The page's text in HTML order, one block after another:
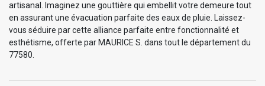
artisanal. Imaginez une gouttière qui embellit votre demeure tout
en assurant une évacuation parfaite des eaux de pluie. Laissez-
vous séduire par cette alliance parfaite entre fonctionnalité et
esthétisme, offerte par MAURICE S. dans tout le département du
77580.